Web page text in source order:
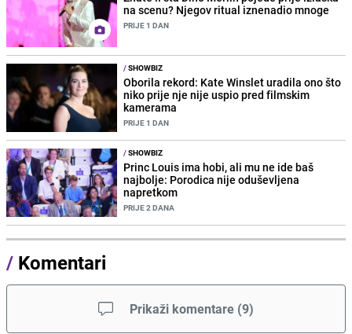
na scenu? Njegov ritual iznenadio mnoge
PRIJE 1 DAN
/SHOWBIZ
Oborila rekord: Kate Winslet uradila ono što
niko prije nje nije uspio pred filmskim
kamerama
PRIJE 1 DAN
/SHOWBIZ
Princ Louis ima hobi, ali mu ne ide baš
najbolje: Porodica nije oduševljena
napretkom
PRIJE 2 DANA
/ Komentari
Prikaži komentare (9)